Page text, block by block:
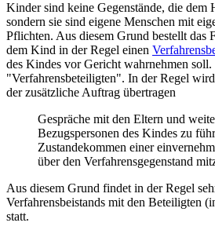
Kinder sind keine Gegenstände, die dem
sondern sie sind eigene Menschen mit
Pflichten. Aus diesem Grund bestellt das
dem Kind in der Regel einen
des Kindes vor Gericht wahrnehmen
"Verfahrensbeteiligten". In der Regel
der zusätzliche Auftrag übertragen
Gespräche mit den Eltern und
Bezugspersonen des Kindes zu
Zustandekommen einer
über den Verfahrensgegenstand
Aus diesem Grund findet in der Regel
Verfahrensbeistands mit den Beteiligten
statt.